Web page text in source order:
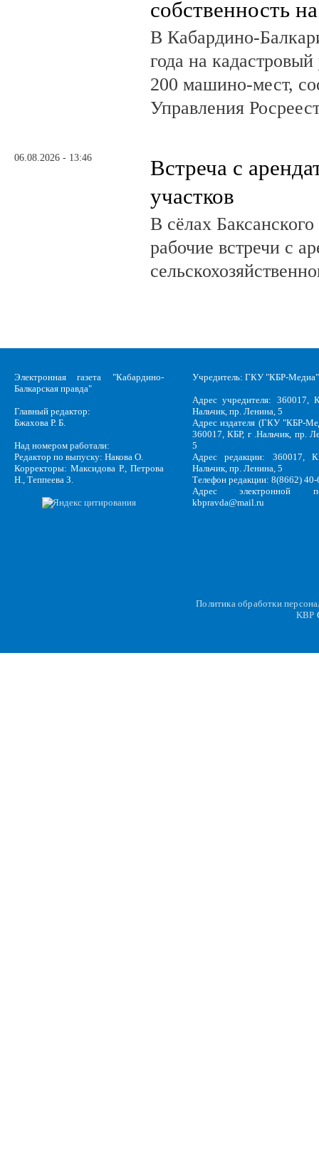
собственность
В Кабардино-
года на
200 машино-мест,
Управления
06.08.2026 - 13:46
Встреча с
участков
В сёлах
рабочие встречи с
Электронная газета "Кабардино-
Балкарская правда"
Главный редактор:
Бжахова Р. Б.
Над номером работали:
Редактор по выпуску: Накова О.
Корректоры: Максидова Р., Петрова
Н., Теппеева З.
Учредитель: ГКУ "КБР-Медиа"
Адрес учредителя: 360017,
Нальчик, пр. Ленина, 5
Адрес издателя (ГКУ "КБР-
360017, КБР, г .Нальчик, пр.
5
Адрес редакции: 360017,
Нальчик, пр. Ленина, 5
Телефон редакции: 8(8662)
Адрес электронной
kbpravda@mail.ru
Политика обработки
KBP